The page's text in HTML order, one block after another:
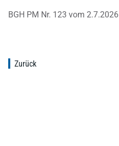
BGH PM Nr. 123 vom 2.7.2026
Zurück